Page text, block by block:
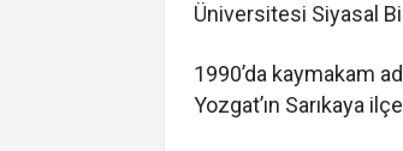
Üniversitesi Siyasal
1990’da kaymakam
Yozgat’ın Sarıkaya